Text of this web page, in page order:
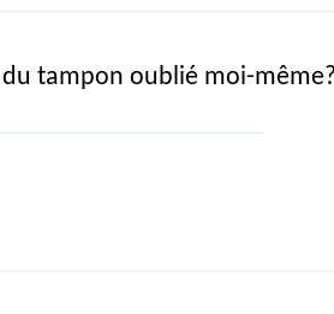
tampon oublié moi-même?